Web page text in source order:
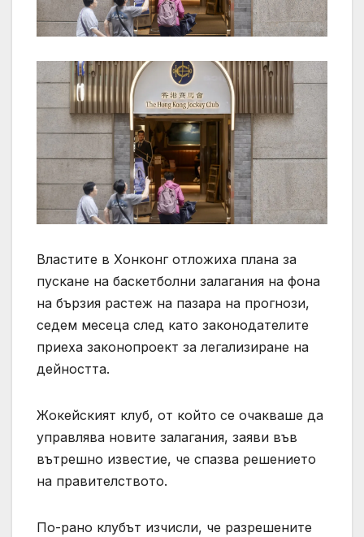
Властите в Хонконг отложиха плана за
пускане на баскетболни залагания на фона
на бързия растеж на пазара на прогнози,
седем месеца след като законодателите
приеха законопроект за легализиране на
дейността.
Жокейският клуб, от който се очакваше да
управлява новите залагания, заяви във
вътрешно известие, че спазва решението
на правителството.
По-рано клубът изчисли, че разрешените